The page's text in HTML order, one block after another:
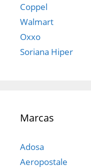
Coppel
Walmart
Oxxo
Soriana Hiper
Marcas
Adosa
Aeropostale